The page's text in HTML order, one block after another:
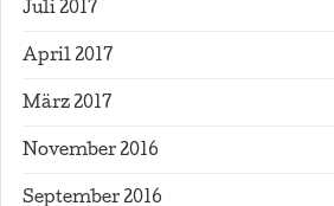
Juli 2017
April 2017
März 2017
November 2016
September 2016